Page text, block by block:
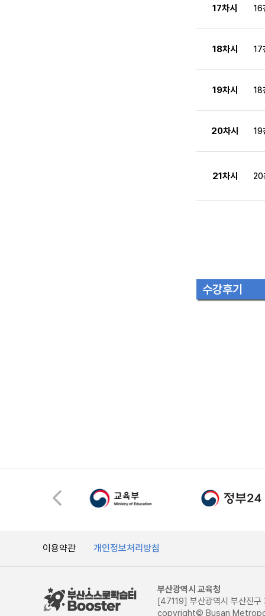
17차시 16
18차시 17
19차시 18
20차시 19
21차시 20
수강후기
이용약관 개인정보처리방침
부산광역시 교육청
[47119] 부산광역시 부산진
copyright© Busan